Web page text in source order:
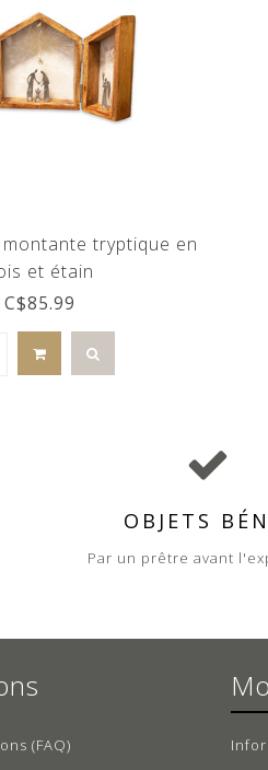
tryptique en
et étain
C$85.99
OBJETS
Par un prêtre avant
(FAQ)